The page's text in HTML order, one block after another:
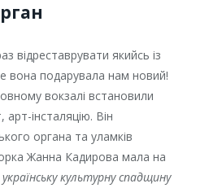
відреставрувати якийсь із
вона подарувала нам новий!
вокзалі встановили
арт-інсталяцію. Він
органа та уламків
Жанна Кадирова мала на
культурну спадщину